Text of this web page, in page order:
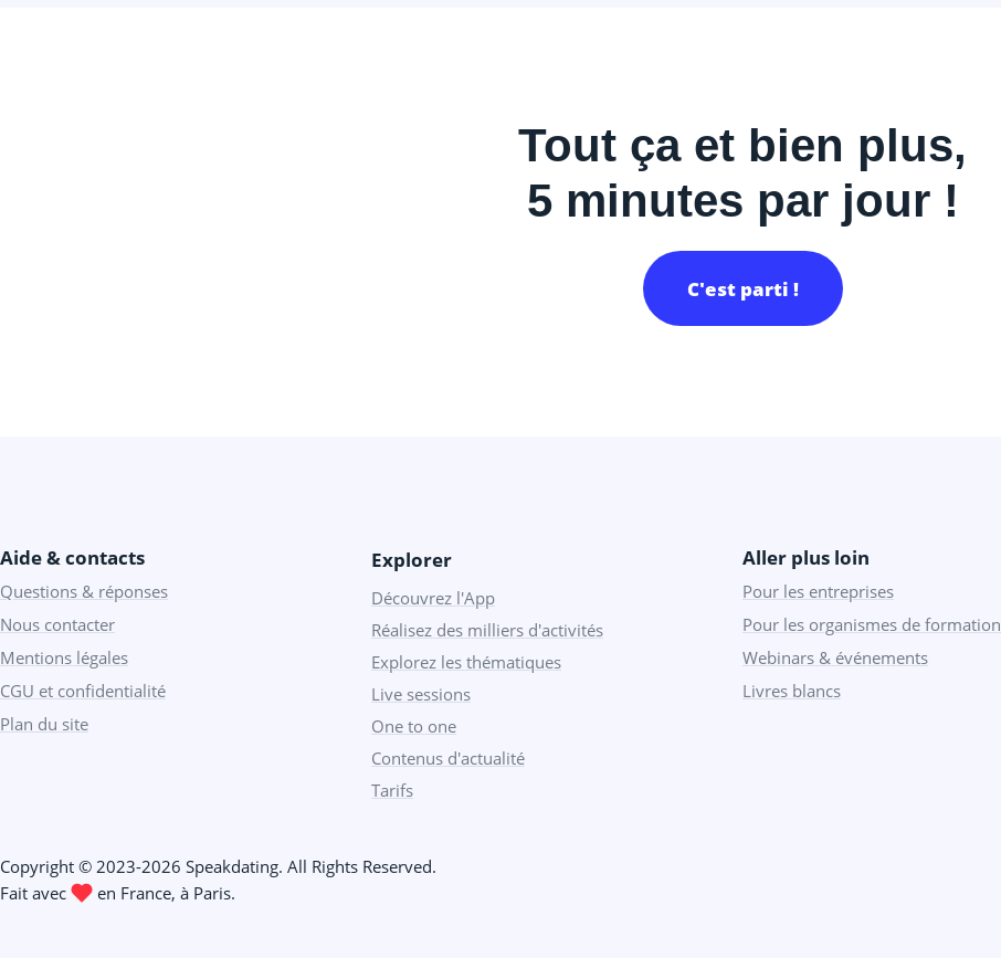
Tout ça et bien plus,
5 minutes par jour !
C'est parti !
Aide & contacts
Questions & réponses
Nous contacter
Mentions légales
CGU et confidentialité
Plan du site
Explorer
Découvrez l'App
Réalisez des milliers d'activités
Explorez les thématiques
Live sessions
One to one
Contenus d'actualité
Tarifs
Aller plus loin
Pour les entreprises
Pour les organismes de formation
Webinars & événements
Livres blancs
Copyright © 2023-2026 Speakdating. All Rights Reserved.
Fait avec
️ en France, à Paris.